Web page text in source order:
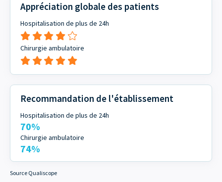
Appréciation globale des patients
Hospitalisation de plus de 24h
Chirurgie ambulatoire
Recommandation de l'établissement
Hospitalisation de plus de 24h
70%
Chirurgie ambulatoire
74%
Source Qualiscope